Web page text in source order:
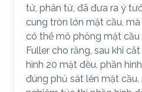
tử, phân tử, đã đưa ra ý
cung tròn lớn mặt cầu,
có thể mô phỏng mặt cầu
Fuller cho rằng, sau khi
hình 20 mặt đều, phần
đúng phủ sát lên mặt